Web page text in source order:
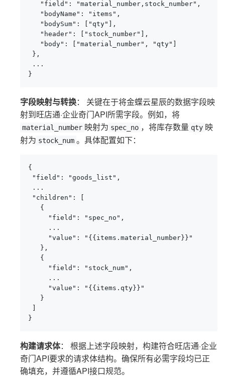
   "field": "material_number,stock_number",
   "bodyName": "items",
   "bodySum": ["qty"],
   "header": ["stock_number"],
   "body": ["material_number", "qty"]
},
...
}
字段映射与转换： 关键在于将金蝶云星辰的数据字段映
射到旺店通·企业奇门API所需字段。例如，将
material_number 映射为 spec_no ，将库存数量 qty 映
射为 stock_num 。具体配置如下：
{
"field": "goods_list",
...
"children": [
   {
     "field": "spec_no",
     ...
     "value": "{{items.material_number}}"
   },
   {
     "field": "stock_num",
     ...
     "value": "{{items.qty}}"
   }
]
}
构建请求体： 根据上述字段映射，构建符合旺店通·企业
奇门API要求的请求体结构。确保所有必需字段均已正
确填充，并遵循API接口规范。